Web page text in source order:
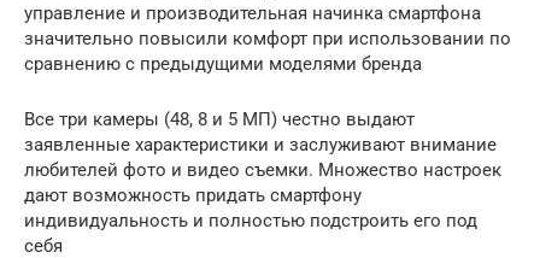
управление и производительная начинка смартфона
значительно повысили комфорт при использовании по
сравнению с предыдущими моделями бренда
Все три камеры (48, 8 и 5 МП) честно выдают
заявленные характеристики и заслуживают внимание
любителей фото и видео съемки. Множество настроек
дают возможность придать смартфону
индивидуальность и полностью подстроить его под
себя